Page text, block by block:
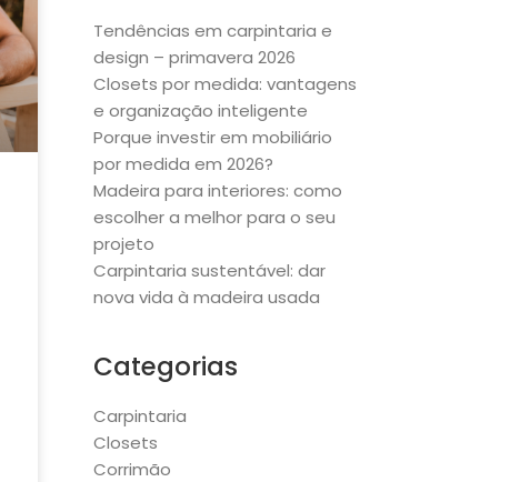
Tendências em carpintaria e
design – primavera 2026
Closets por medida: vantagens
e organização inteligente
Porque investir em mobiliário
por medida em 2026?
Madeira para interiores: como
escolher a melhor para o seu
projeto
Carpintaria sustentável: dar
nova vida à madeira usada
Categorias
Carpintaria
Closets
Corrimão